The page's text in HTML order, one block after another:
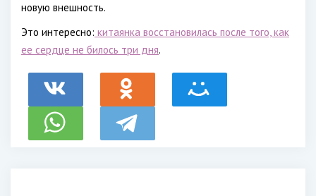
новую внешность.
Это интересно: китаянка восстановилась после того, как
ее сердце не билось три дня.